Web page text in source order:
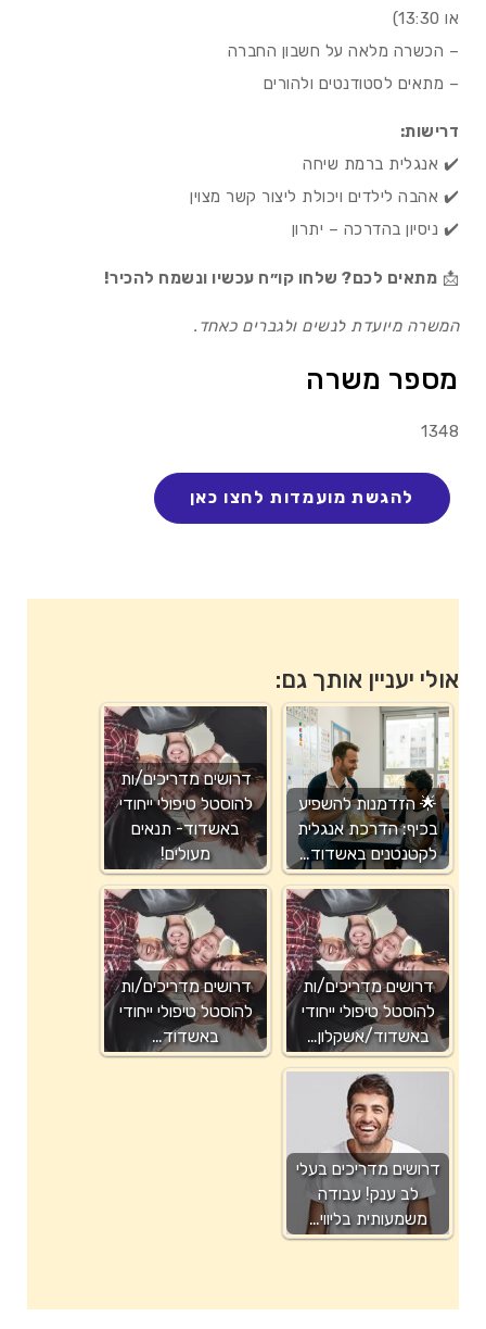
או 13:30)
– הכשרה מלאה על חשבון החברה
– מתאים לסטודנטים ולהורים
דרישות:
✔️ אנגלית ברמת שיחה
✔️ אהבה לילדים ויכולת ליצור קשר מצוין
✔️ ניסיון בהדרכה – יתרון
📩 מתאים לכם? שלחו קו״ח עכשיו ונשמח להכיר!
המשרה מיועדת לנשים ולגברים כאחד.
מספר משרה
1348
אולי יעניין אותך גם:
🌟 הזדמנות להשפיע
בכיף: הדרכת אנגלית
לקטנטנים באשדוד…
דרושים מדריכים/ות
להוסטל טיפולי ייחודי
באשדוד- תנאים
מעולים!
דרושים מדריכים/ות
להוסטל טיפולי ייחודי
באשדוד/אשקלון…
דרושים מדריכים/ות
להוסטל טיפולי ייחודי
באשדוד…
דרושים מדריכים בעלי
לב ענק! עבודה
משמעותית בליווי…